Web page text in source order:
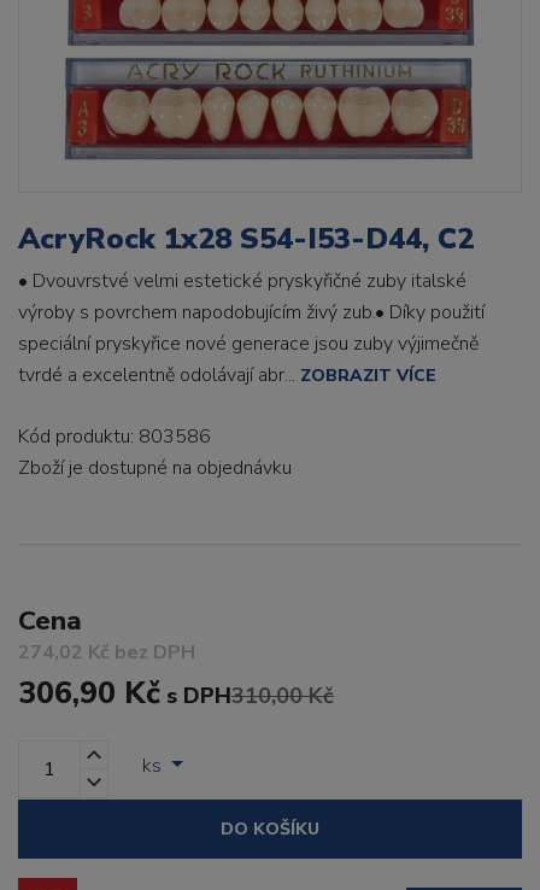
AcryRock 1x28 S54-I53-D44, C2
• Dvouvrstvé velmi estetické pryskyřičné zuby italské
výroby s povrchem napodobujícím živý zub.• Díky použití
speciální pryskyřice nové generace jsou zuby výjimečně
tvrdé a excelentně odolávají abr... ZOBRAZIT VÍCE
Kód produktu: 803586
Zboží je dostupné na objednávku
Cena
274,02 Kč bez DPH
306,90 Kč s DPH310,00 Kč
ks
DO KOŠÍKU